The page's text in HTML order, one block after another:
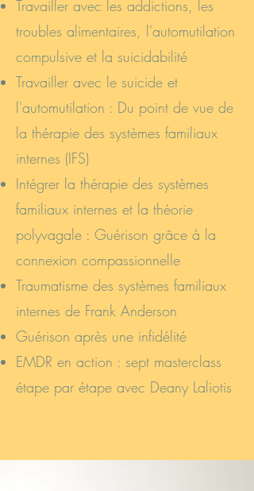
Travailler avec les addictions, les
troubles alimentaires, l'automutilation
compulsive et la suicidabilité
Travailler avec le suicide et
l'automutilation : Du point de vue de
la thérapie des systèmes familiaux
internes (IFS)
Intégrer la thérapie des systèmes
familiaux internes et la théorie
polyvagale : Guérison grâce à la
connexion compassionnelle
Traumatisme des systèmes familiaux
internes de Frank Anderson
Guérison après une infidélité
EMDR en action : sept masterclass
étape par étape avec Deany Laliotis